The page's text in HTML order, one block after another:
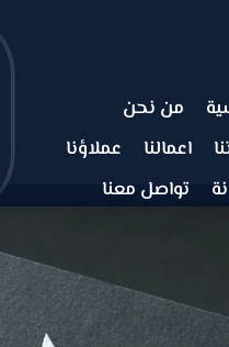
من نحن
اعمالنا
عملاؤنا
تواصل معنا